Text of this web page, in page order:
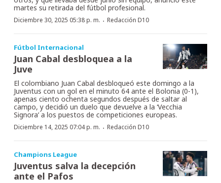
martes su retirada del fútbol profesional.
Diciembre 30, 2025 05:38 p. m. · Redacción D10
Fútbol Internacional
Juan Cabal desbloquea a la
Juve
El colombiano Juan Cabal desbloqueó este domingo a la
Juventus con un gol en el minuto 64 ante el Bolonia (0-1),
apenas ciento ochenta segundos después de saltar al
campo, y decidió un duelo que devuelve a la ‘Vecchia
Signora’ a los puestos de competiciones europeas.
Diciembre 14, 2025 07:04 p. m. · Redacción D10
Champions League
Juventus salva la decepción
ante el Pafos